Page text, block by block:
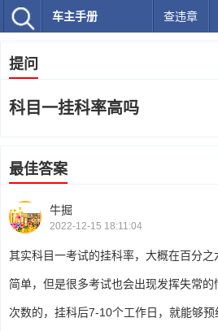
车主手册 查违章
提问
科目一挂科率高吗
最佳答案
牛掘
2022-12-15 18:11:04
其实科目一考试的挂科率，大概在百分
简单，但是很多考试也会出现发挥失常的
次数的，挂科后7-10个工作日，就能够预